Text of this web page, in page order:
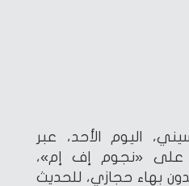
اليوم الأحد، عبر
على «نجوم إف إم»،
بهاء حجازي، للحديث